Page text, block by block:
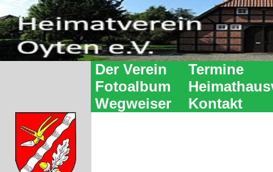
Der Verein
Termine
Fotoalbum
Wegweiser
Kontakt